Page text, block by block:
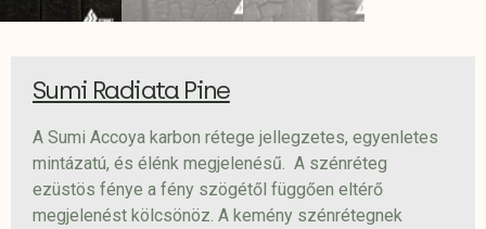
Sumi Radiata Pine
A Sumi Accoya karbon rétege jellegzetes, egyenletes
mintázatú, és élénk megjelenésű.
A szénréteg
ezüstös fénye a fény szögétől függően eltérő
megjelenést kölcsönöz. A kemény szénrétegnek